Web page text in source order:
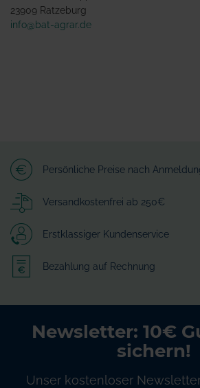
23909 Ratzeburg
info@bat-agrar.de
Persönliche Preise nach
Versandkostenfrei ab 250€
Erstklassiger Kundenservice
Bezahlung auf Rechnung
Newsletter: 10€
sichern!
Unser kostenloser